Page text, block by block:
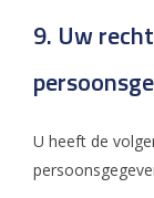
9. Uw
U heeft de